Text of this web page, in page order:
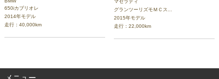
650iカブリオレ
2014年モデル
走行：40,000km
マセラティ
グランツーリズモＭＣス...
2015年モデル
走行：22,000km